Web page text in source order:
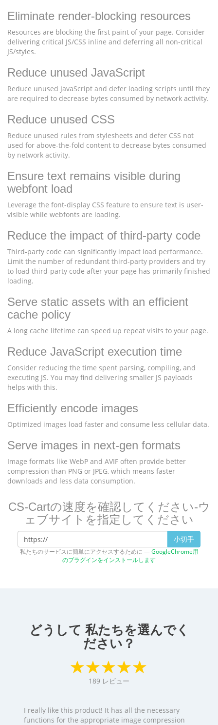
Eliminate render-blocking resources
Resources are blocking the first paint of your page. Consider
delivering critical JS/CSS inline and deferring all non-critical
JS/styles.
Reduce unused JavaScript
Reduce unused JavaScript and defer loading scripts until they
are required to decrease bytes consumed by network activity.
Reduce unused CSS
Reduce unused rules from stylesheets and defer CSS not
used for above-the-fold content to decrease bytes consumed
by network activity.
Ensure text remains visible during
webfont load
Leverage the font-display CSS feature to ensure text is user-
visible while webfonts are loading.
Reduce the impact of third-party code
Third-party code can significantly impact load performance.
Limit the number of redundant third-party providers and try
to load third-party code after your page has primarily finished
loading.
Serve static assets with an efficient
cache policy
A long cache lifetime can speed up repeat visits to your page.
Reduce JavaScript execution time
Consider reducing the time spent parsing, compiling, and
executing JS. You may find delivering smaller JS payloads
helps with this.
Efficiently encode images
Optimized images load faster and consume less cellular data.
Serve images in next-gen formats
Image formats like WebP and AVIF often provide better
compression than PNG or JPEG, which means faster
downloads and less data consumption.
CS-Cartの速度を確認してください-ウ
ェブサイトを指定してください
小切手
私たちのサービスに簡単にアクセスするために —GoogleChrome用
のプラグインをインストールします
どうして 私たちを選んでく
ださい？
189 レビュー
I really like this product! It has all the necessary
functions for the appropriate image compression